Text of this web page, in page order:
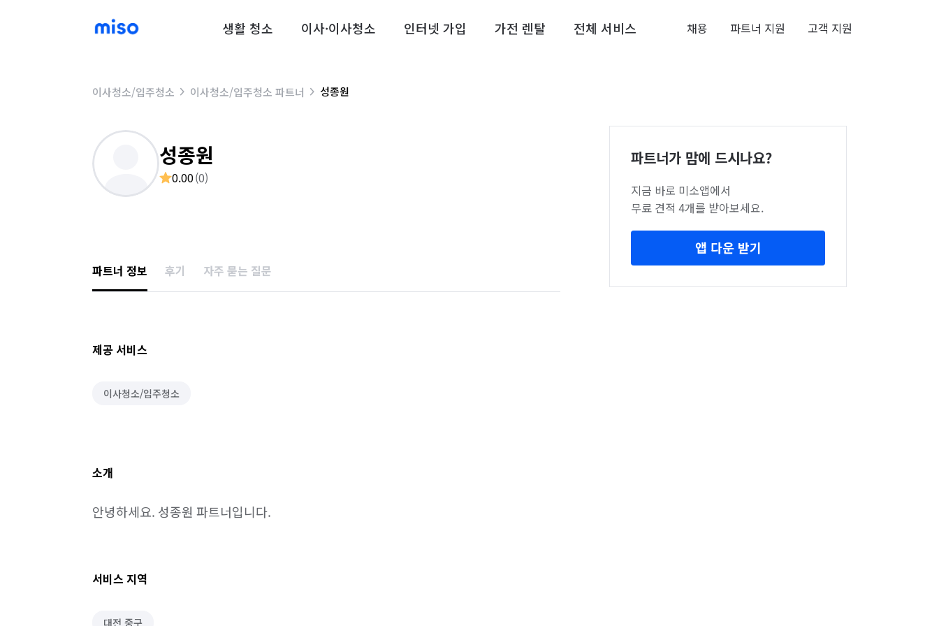
생활 청소 이사·이사청소 인터넷 가입 가전 렌탈 전체 서비스 채용 파트너 지원 고객 지원
이사청소/입주청소 이사청소/입주청소 파트너 성종원
성종원
0.00(0)
파트너 정보 후기 자주 묻는 질문
제공 서비스
이사청소/입주청소
소개
안녕하세요. 성종원 파트너입니다.
서비스 지역
대전 중구
파트너가 맘에 드시나요?
지금 바로 미소앱에서
무료 견적 4개를 받아보세요.
앱 다운 받기